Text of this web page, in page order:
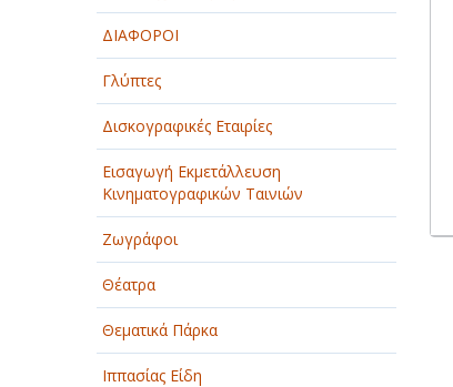
ΥΓΕΙΑ - ΙΑΤΡΟΙ
ΦΑΓΗΤΟ
ΔΙΑΦΟΡΟΙ
Γλύπτες
Δισκογραφικές Εταιρίες
Εισαγωγή Εκμετάλλευση
Κινηματογραφικών Ταινιών
Ζωγράφοι
Θέατρα
Θεματικά Πάρκα
Ιππασίας Είδη